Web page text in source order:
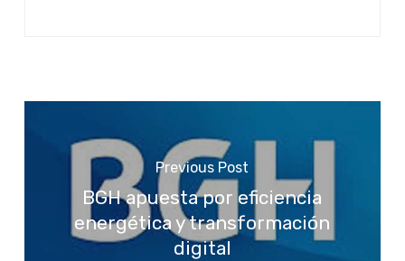
Previous Post
BGH apuesta por eficiencia
energética y transformación
digital